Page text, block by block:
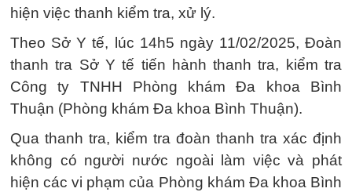
hiện việc thanh kiểm tra, xử lý.
Theo Sở Y tế, lúc 14h5 ngày 11/02/2025, Đoàn
thanh tra Sở Y tế tiến hành thanh tra, kiểm tra
Công ty TNHH Phòng khám Đa khoa Bình
Thuận (Phòng khám Đa khoa Bình Thuận).
Qua thanh tra, kiểm tra đoàn thanh tra xác định
không có người nước ngoài làm việc và phát
hiện các vi phạm của Phòng khám Đa khoa Bình